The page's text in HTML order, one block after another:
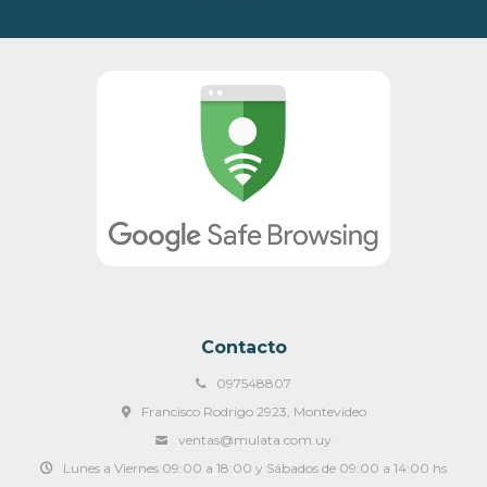
Contacto
097548807
Francisco Rodrigo 2923, Montevideo
ventas@mulata.com.uy
Lunes a Viernes 09:00 a 18:00 y Sábados de 09:00 a 14:00 hs